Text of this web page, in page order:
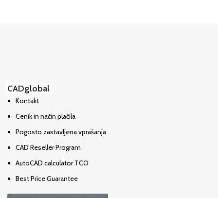
CADglobal
Kontakt
Cenik in način plačila
Pogosto zastavljena vprašanja
CAD Reseller Program
AutoCAD calculator TCO
Best Price Guarantee